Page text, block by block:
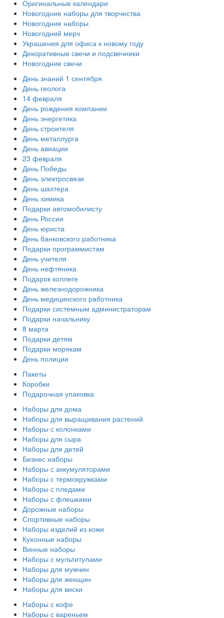
Оригинальные календари
Новогодние наборы для творчества
Новогодние наборы
Новогодний мерч
Украшения для офиса к новому году
Декоративные свечи и подсвечники
Новогодние свечи
День знаний 1 сентября
День геолога
14 февраля
День рождения компании
День энергетика
День строителя
День металлурга
День авиации
23 февраля
День Победы
День электросвязи
День шахтера
День химика
Подарки автомобилисту
День России
День юриста
День банковского работника
Подарки программистам
День учителя
День нефтяника
Подарок коллеге
День железнодорожника
День медицинского работника
Подарки системным администраторам
Подарки начальнику
8 марта
Подарки детям
Подарки морякам
День полиции
Пакеты
Коробки
Подарочная упаковка
Наборы для дома
Наборы для выращивания растений
Наборы с колонками
Наборы для сыра
Наборы для детей
Бизнес наборы
Наборы с аккумуляторами
Наборы с термокружками
Наборы с пледами
Наборы с флешками
Дорожные наборы
Спортивные наборы
Наборы изделий из кожи
Кухонные наборы
Винные наборы
Наборы с мультитулами
Наборы для мужчин
Наборы для женщин
Наборы для виски
Наборы с кофе
Наборы с вареньем